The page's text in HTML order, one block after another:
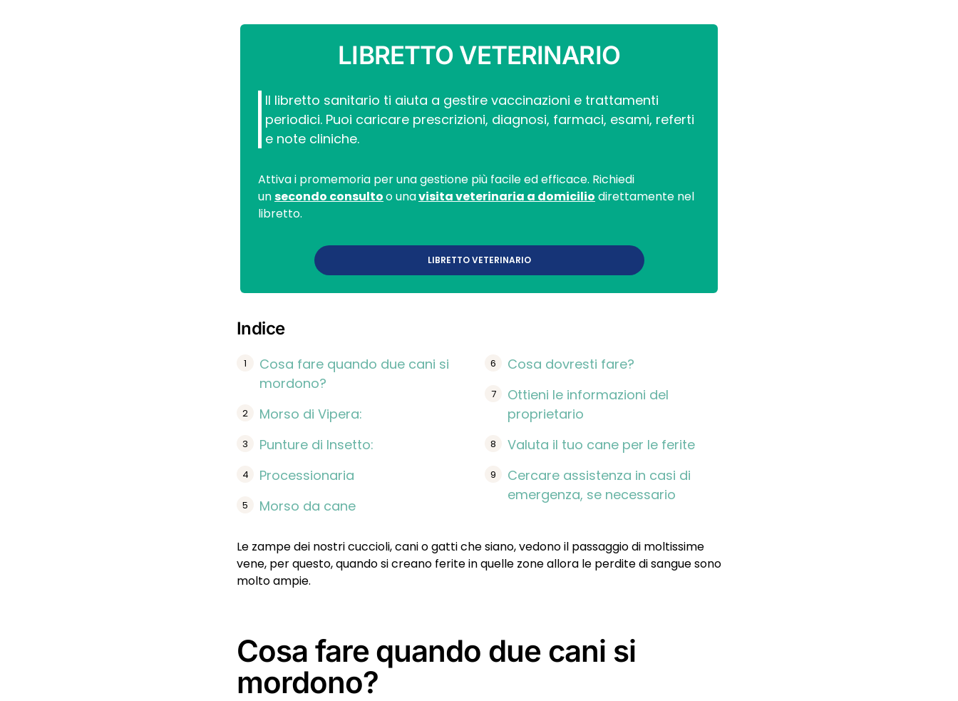
LIBRETTO VETERINARIO
Il libretto sanitario ti aiuta a gestire vaccinazioni e trattamenti
periodici. Puoi caricare prescrizioni, diagnosi, farmaci, esami, referti
e note cliniche.
Attiva i promemoria per una gestione più facile ed efficace. Richiedi
unsecondo consultoo unavisita veterinaria a domicilio direttamente nel
libretto.
LIBRETTO VETERINARIO
Indice
Cosa fare quando due cani si
mordono?
Morso di Vipera:
Punture di Insetto:
Processionaria
Morso da cane
Cosa dovresti fare?
Ottieni le informazioni del
proprietario
Valuta il tuo cane per le ferite
Cercare assistenza in casi di
emergenza, se necessario
Le zampe dei nostri cuccioli, cani o gatti che siano, vedono il passaggio di moltissime
vene, per questo, quando si creano ferite in quelle zone allora le perdite di sangue sono
molto ampie.
Cosa fare quando due cani si
mordono?